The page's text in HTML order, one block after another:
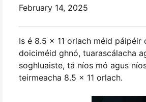
February 14, 2025
Is é 8.5 x 11 orlach méid
doiciméid ghnó, tuarascálacha
soghluaiste, tá níos mó agus
teirmeacha 8.5 x 11 orlach.